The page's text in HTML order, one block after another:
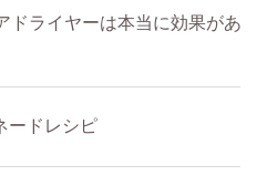
ドライヤーは本当に効果があ
ードレシピ